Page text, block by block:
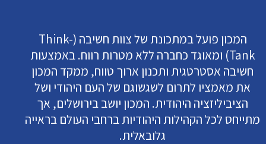
המכון פועל במתכונת של צוות חשיבה (Think-
Tank) ומאוגד כחברה ללא מטרות רווח. באמצעות
חשיבה אסטרטגית ותכנון ארוך טווח, ממקד המכון
את מאמציו לתרום לשגשוגם של העם היהודי ושל
הציביליזציה היהודית. המכון יושב בירושלים, אך
מתייחס לכל הקהילות היהודיות ברחבי העולם בראייה
גלובאלית.